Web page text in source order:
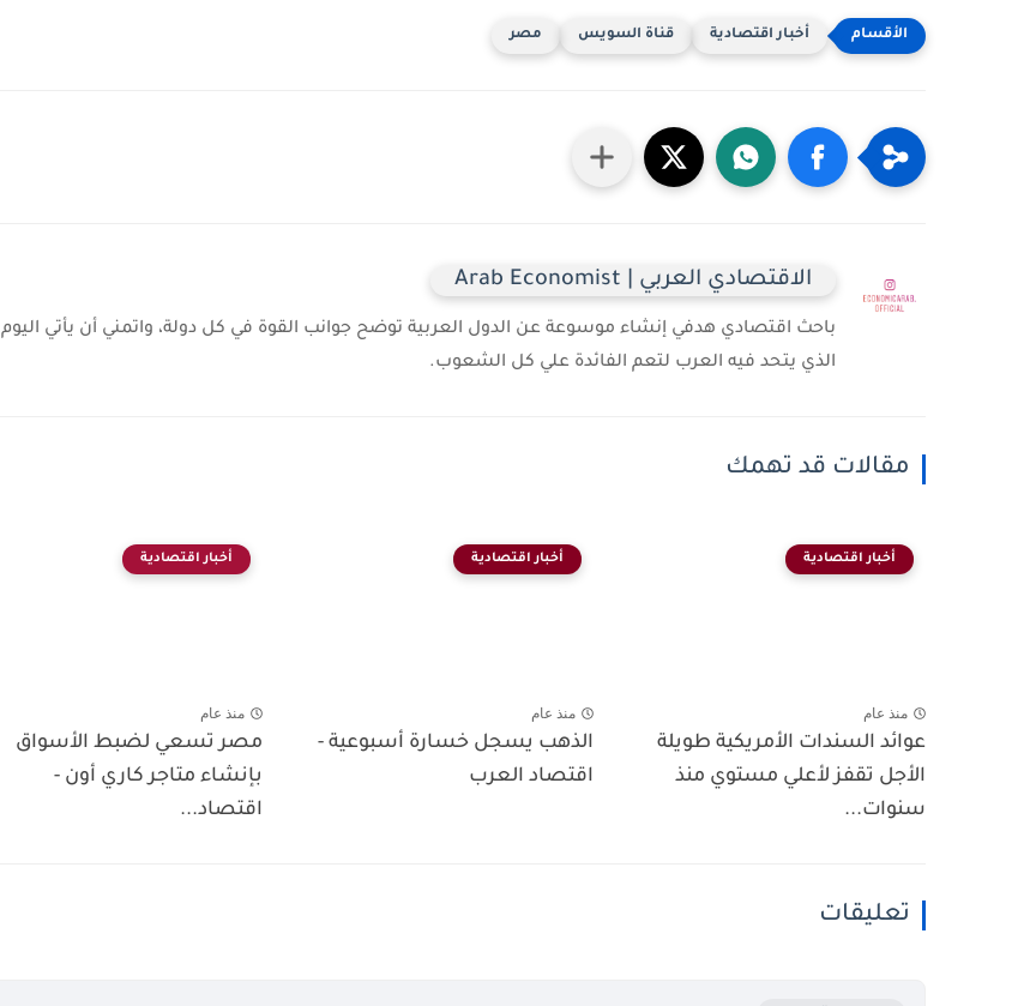
أخبار اقتصادية قناة السويس مصر
الاقتصادي العربي | Arab Economist
باحث اقتصادي هدفي إنشاء موسوعة عن الدول العربية توضح جوانب القوة في كل دولة، واتمني أن يأتي اليوم
الذي يتحد فيه العرب لتعم الفائدة علي كل الشعوب.
مقالات قد تهمك
أخبار اقتصادية
منذ عام
عوائد السندات الأمريكية طويلة
الأجل تقفز لأعلي مستوي منذ
سنوات...
أخبار اقتصادية
منذ عام
الذهب يسجل خسارة أسبوعية -
اقتصاد العرب
أخبار اقتصادية
منذ عام
مصر تسعي لضبط الأسواق
بإنشاء متاجر كاري أون -
اقتصاد...
تعليقات